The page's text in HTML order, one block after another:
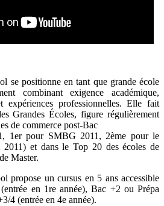
se positionne en tant que grande école
combinant exigence académique,
expériences professionnelles. Elle fait
Grandes Écoles, figure régulièrement
de commerce post-Bac
1er pour SMBG 2011, 2ème pour le
2011) et dans le Top 20 des écoles de
Master.
propose un cursus en 5 ans accessible
en 1re année), Bac +2 ou Prépa
4 (entrée en 4e année).